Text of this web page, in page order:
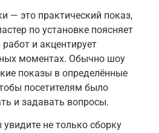
— это практический показ,
по установке поясняет
и акцентирует
моментах. Обычно шоу
показы в определённые
посетителям было
и задавать вопросы.
не только сборку